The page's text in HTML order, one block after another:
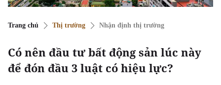
Trang chủ Thị trường Nhận định thị trường
Có nên đầu tư bất động sản lúc này
để đón đầu 3 luật có hiệu lực?